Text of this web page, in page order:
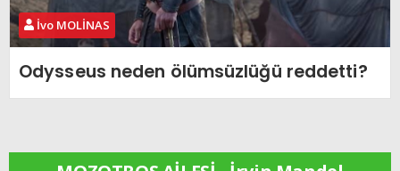
İvo MOLİNAS
Odysseus neden ölümsüzlüğü reddetti?